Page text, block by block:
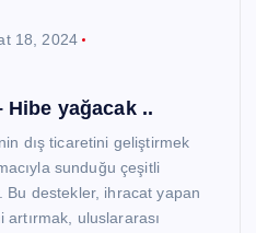
18, 2024
Hibe yağacak ..
dış ticaretini geliştirmek
sunduğu çeşitli
Bu destekler, ihracat yapan
uluslararası